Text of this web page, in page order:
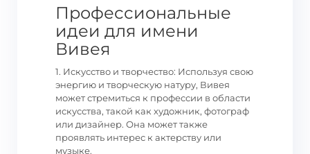
Профессиональные
идеи для имени
Вивея
1. Искусство и творчество: Используя свою
энергию и творческую натуру, Вивея
может стремиться к профессии в области
искусства, такой как художник, фотограф
или дизайнер. Она может также
проявлять интерес к актерству или
музыке.